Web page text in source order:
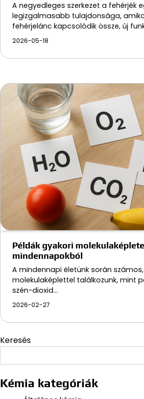
A negyedleges szerkezet a fehérjék
legizgalmasabb tulajdonsága,
fehérjelánc kapcsolódik össze, új
2026-05-18
Példák gyakori
mindennapokból
A mindennapi életünk során
molekulaképlettel találkozunk, mint
szén-dioxid…
2026-02-27
Keresés
Kémia kategóriák